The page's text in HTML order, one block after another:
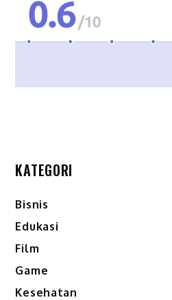
KATEGORI
Bisnis
Edukasi
Film
Game
Kesehatan